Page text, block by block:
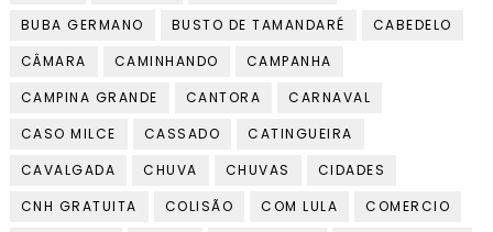
BUBA GERMANO
BUSTO DE TAMANDARÉ
CABEDELO
CÂMARA
CAMINHANDO
CAMPANHA
CAMPINA GRANDE
CANTORA
CARNAVAL
CASO MILCE
CASSADO
CATINGUEIRA
CAVALGADA
CHUVA CHUVAS
CIDADES
CNH GRATUITA
COLISÃO COM LULA
COMERCIO